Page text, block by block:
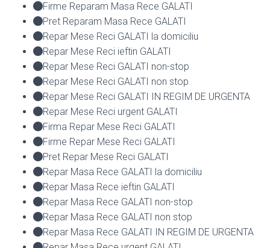
Firme Reparam Masa Rece GALATI
Pret Reparam Masa Rece GALATI
Repar Mese Reci GALATI la domiciliu
Repar Mese Reci ieftin GALATI
Repar Mese Reci GALATI non-stop
Repar Mese Reci GALATI non stop
Repar Mese Reci GALATI IN REGIM DE URGENTA
Repar Mese Reci urgent GALATI
Firma Repar Mese Reci GALATI
Firme Repar Mese Reci GALATI
Pret Repar Mese Reci GALATI
Repar Masa Rece GALATI la domiciliu
Repar Masa Rece ieftin GALATI
Repar Masa Rece GALATI non-stop
Repar Masa Rece GALATI non stop
Repar Masa Rece GALATI IN REGIM DE URGENTA